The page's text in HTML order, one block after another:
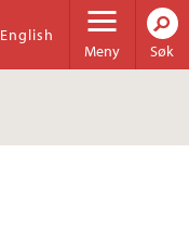
Meny
English
Søk